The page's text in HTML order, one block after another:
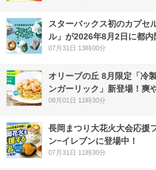
スターバックス初のカプセ
ル」が2026年8月2日に都内
07月31日 13時00分
オリーブの丘 8月限定「冷
ンガーリック」新登場！爽
08月01日 11時30分
長岡まつり大花火大会応援
ン−イレブンに登場中！
07月31日 11時30分